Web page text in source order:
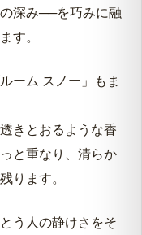
深み──を巧みに融
す。
ーム スノー」もま
きとおるような香
と重なり、清らか
ります。
う人の静けさをそ